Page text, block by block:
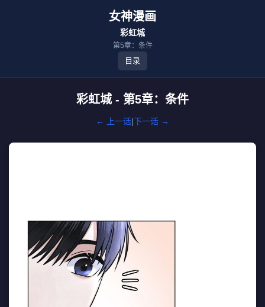
女神漫画
彩虹城
第5章：条件
目录
彩虹城 - 第5章：条件
← 上一话|下一话 →